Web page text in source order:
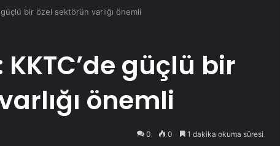
güçlü bir özel sektörün varlığı önemli
KKTC’de güçlü bir
önemli
0 0 1 dakika okuma süresi